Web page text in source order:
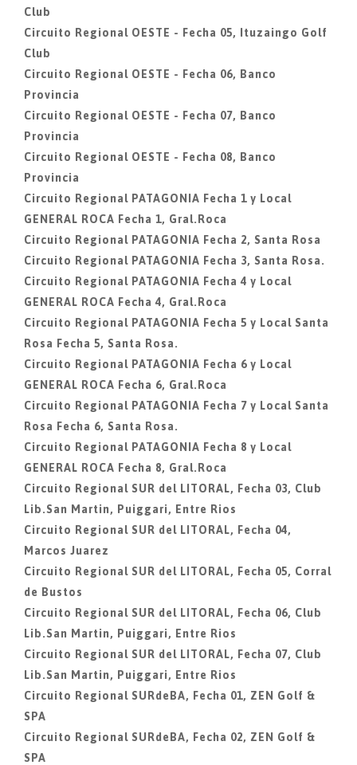
Club
Circuito Regional OESTE - Fecha 05, Ituzaingo Golf
Club
Circuito Regional OESTE - Fecha 06, Banco
Provincia
Circuito Regional OESTE - Fecha 07, Banco
Provincia
Circuito Regional OESTE - Fecha 08, Banco
Provincia
Circuito Regional PATAGONIA Fecha 1 y Local
GENERAL ROCA Fecha 1, Gral.Roca
Circuito Regional PATAGONIA Fecha 2, Santa Rosa
Circuito Regional PATAGONIA Fecha 3, Santa Rosa.
Circuito Regional PATAGONIA Fecha 4 y Local
GENERAL ROCA Fecha 4, Gral.Roca
Circuito Regional PATAGONIA Fecha 5 y Local Santa
Rosa Fecha 5, Santa Rosa.
Circuito Regional PATAGONIA Fecha 6 y Local
GENERAL ROCA Fecha 6, Gral.Roca
Circuito Regional PATAGONIA Fecha 7 y Local Santa
Rosa Fecha 6, Santa Rosa.
Circuito Regional PATAGONIA Fecha 8 y Local
GENERAL ROCA Fecha 8, Gral.Roca
Circuito Regional SUR del LITORAL, Fecha 03, Club
Lib.San Martin, Puiggari, Entre Rios
Circuito Regional SUR del LITORAL, Fecha 04,
Marcos Juarez
Circuito Regional SUR del LITORAL, Fecha 05, Corral
de Bustos
Circuito Regional SUR del LITORAL, Fecha 06, Club
Lib.San Martin, Puiggari, Entre Rios
Circuito Regional SUR del LITORAL, Fecha 07, Club
Lib.San Martin, Puiggari, Entre Rios
Circuito Regional SURdeBA, Fecha 01, ZEN Golf &
SPA
Circuito Regional SURdeBA, Fecha 02, ZEN Golf &
SPA